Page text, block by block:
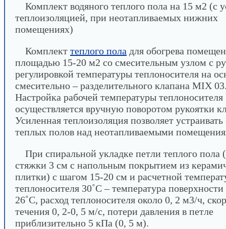
Комплект водяного теплого пола на 15 м2 (с
теплоизоляцией, при неотапливаемых нижних
помещениях)
Комплект теплого пола для обогрева
площадью 15-20 м2 со смесительным узлом с
регулировкой температуры теплоносителя на
смесительно – разделительного клапана MIX
Настройка рабочей температуры теплоносителя
осуществляется вручную поворотом рукоятки
Усиленная теплоизоляция позволяет
теплых полов над неотапливаемыми
При спиральной укладке петли теплого пола
стяжки 3 см с напольным покрытием из
плитки) с шагом 15-20 см и расчетной
теплоносителя 30˚С – температура
26˚С, расход теплоносителя около 0, 2 м3/ч,
течения 0, 2-0, 5 м/с, потери давления в петле
приблизительно 5 кПа (0, 5 м).